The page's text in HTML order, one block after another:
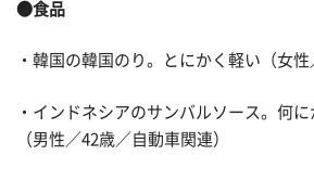
●食品
・韓国の韓国のり。とにかく軽い（女性
・インドネシアのサンバルソース。何
（男性／42歳／自動車関連）